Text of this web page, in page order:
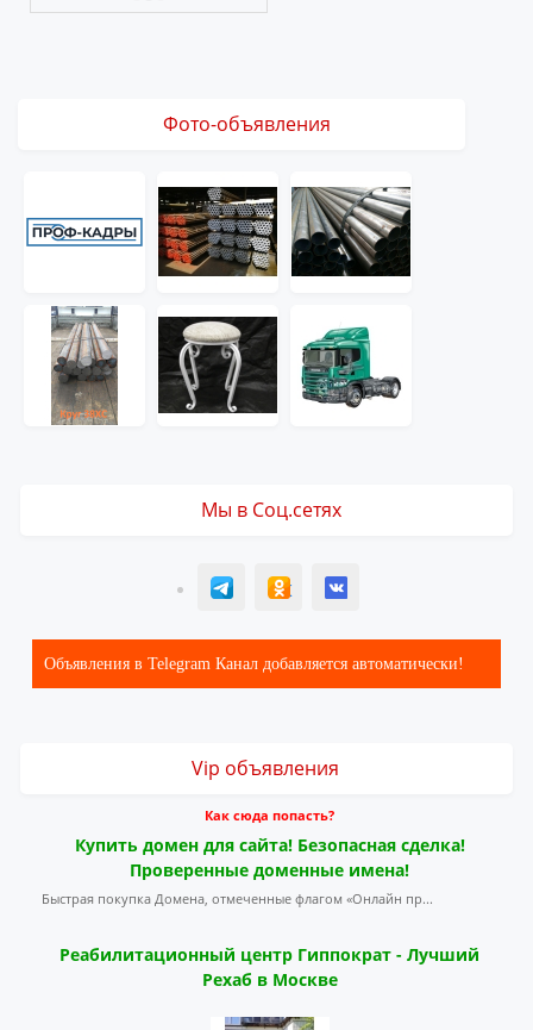
Фото-объявления
Мы в Соц.сетях
T ОК ВК
Объявления в Telegram Канал добавляется автоматически!
Vip объявления
Как сюда попасть?
Купить домен для сайта! Безопасная сделка!
Проверенные доменные имена!
Быстрая покупка Домена, отмеченные флагом «Онлайн пр...
Реабилитационный центр Гиппократ - Лучший
Рехаб в Москве